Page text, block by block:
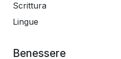
Scrittura
Lingue
Benessere